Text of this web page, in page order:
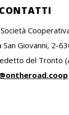
CONTATTI
San Giovanni, 2-
del Tronto